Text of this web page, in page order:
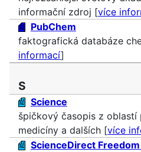
informační zdroj [více
PubChem
faktografická databáze
informací]
S
Science
špičkový časopis z oblastí
medicíny a dalších [více
ScienceDirect